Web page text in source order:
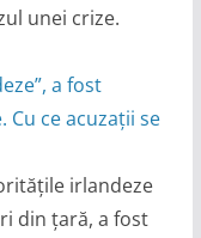
unei crize.
a fost
ce acuzații se
irlandeze
din țară, a fost